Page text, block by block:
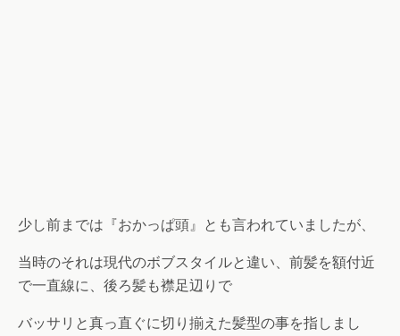
少し前までは『おかっぱ頭』とも言われていましたが、
当時のそれは現代のボブスタイルと違い、前髪を額付近
で一直線に、後ろ髪も襟足辺りで
バッサリと真っ直ぐに切り揃えた髪型の事を指しまし